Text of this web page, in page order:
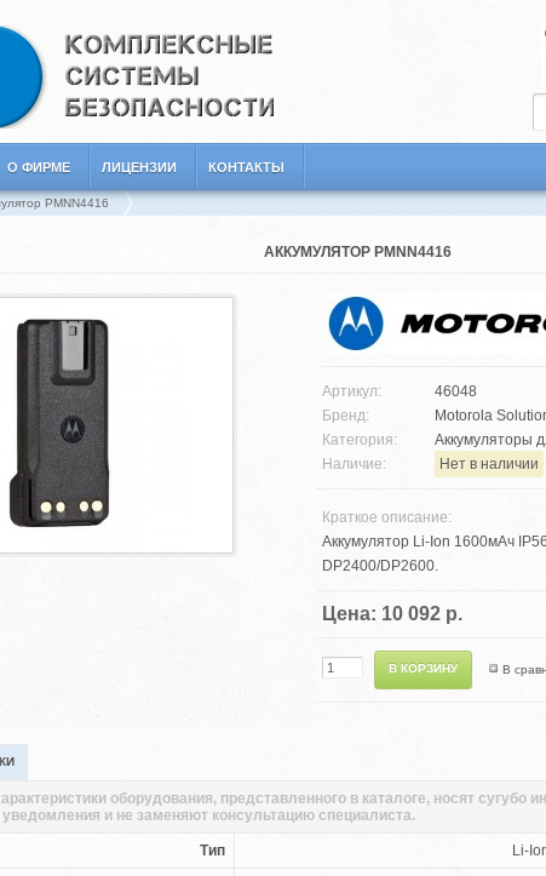
О ФИРМЕ ЛИЦЕНЗИИ КОНТАКТЫ
PMNN4416
АККУМУЛЯТОР PMNN4416
Артикул:
46048
Бренд:
Motorola
Категория:
Аккумуляторы
Наличие:
Нет в наличии
Краткое описание:
Аккумулятор Li-Ion 1600мАч
DP2400/DP2600.
Цена: 10 092 р.
В
Тип Li-
оборудования, представленного в каталоге, носят сугубо
и не заменяют консультацию специалиста.